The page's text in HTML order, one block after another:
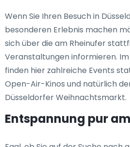
Wenn Sie Ihren Besuch in
besonderen Erlebnis machen
sich über die am Rheinufer
Veranstaltungen informieren. Im
finden hier zahlreiche Events
Open-Air-Kinos und natürlich
Düsseldorfer Weihnachtsmarkt.
Entspannung pur